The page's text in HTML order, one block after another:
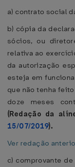
a) contrato social
b) cópia da
sócios, ou
relativa ao
da autorização
esteja em
que não tenha
doze meses
(Redação da
15/07/2019).
Ver redação
c) comprovante